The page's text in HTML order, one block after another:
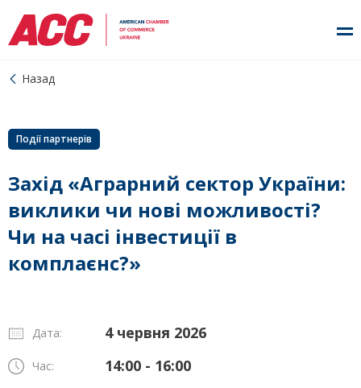
Назад
Події партнерів
Захід «Аграрний сектор України:
виклики чи нові можливості?
Чи на часі інвестиції в
комплаєнс?»
Дата: 4 червня 2026
Час: 14:00 - 16:00